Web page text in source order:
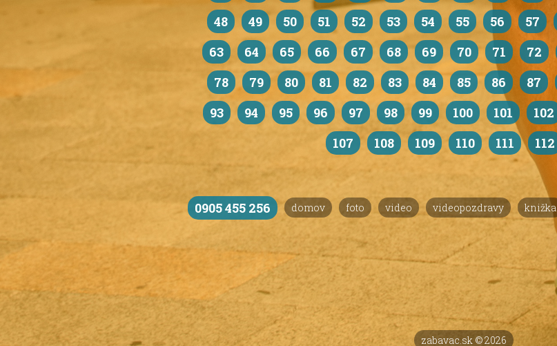
48
49 50 51 52 53 54 55 56 57
63
64 65 66 67 68 69 70 71 72
78
79 80 81 82 83 84 85 86 87
93
94 95 96 97 98 99 100 101 102
107
108 109 110 111 112
0905 455 256 domov foto video videopozdravy knižka
zabavac.sk © 2026